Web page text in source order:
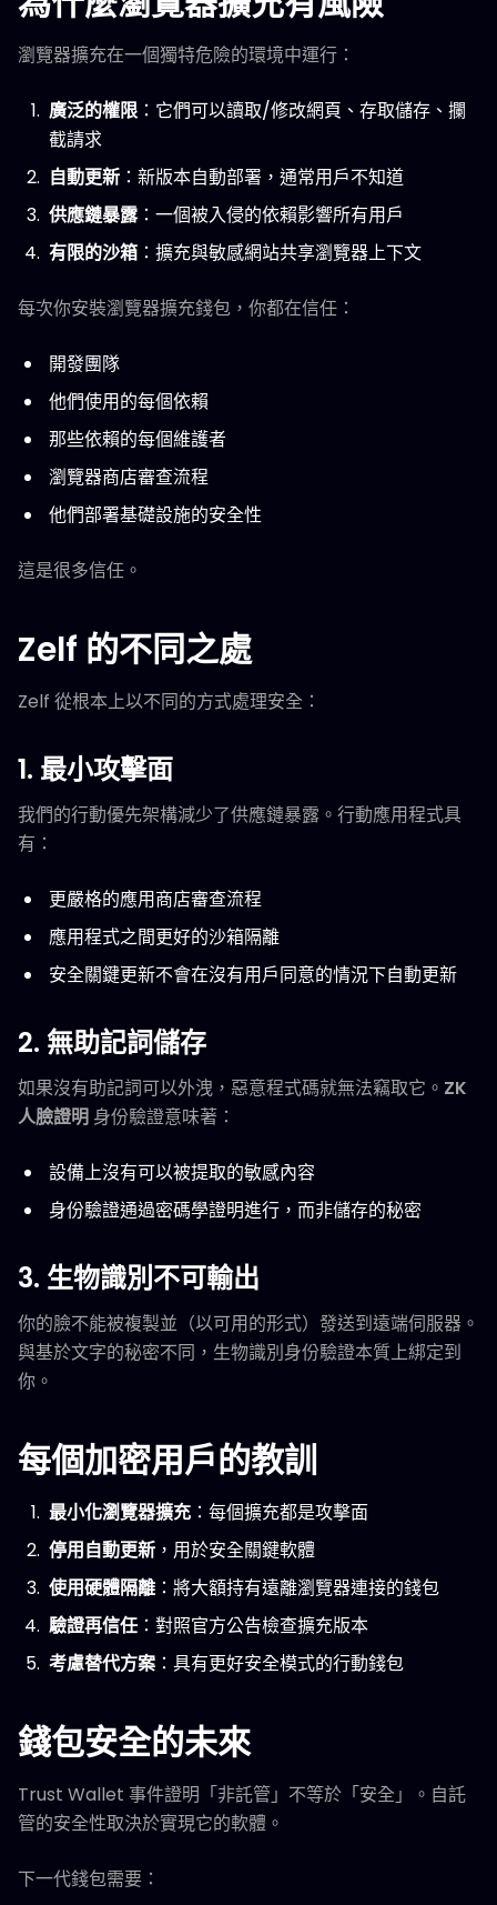
瀏覽器擴充在一個獨特危險的環境中運行：
廣泛的權限：它們可以讀取/修改網頁、存取儲存、攔
截請求
自動更新 ：新版本自動部署，通常用戶不知道
供應鏈暴露：一個被入侵的依賴影響所有用戶
有限的沙箱 ：擴充與敏感網站共享瀏覽器上下文
每次你安裝瀏覽器擴充錢包，你都在信任：
開發團隊
他們使用的每個依賴
那些依賴的每個維護者
瀏覽器商店審查流程
他們部署基礎設施的安全性
這是很多信任。
Zelf 的不同之處
Zelf 從根本上以不同的方式處理安全：
1. 最小攻擊面
我們的行動優先架構減少了供應鏈暴露。行動應用程式具
有：
更嚴格的應用商店審查流程
應用程式之間更好的沙箱隔離
安全關鍵更新不會在沒有用戶同意的情況下自動更新
2. 無助記詞儲存
如果沒有助記詞可以外洩，惡意程式碼就無法竊取它。 ZK
人臉證明 身份驗證意味著：
設備上沒有可以被提取的敏感內容
身份驗證通過密碼學證明進行，而非儲存的秘密
3. 生物識別不可輸出
你的臉不能被複製並（以可用的形式）發送到遠端伺服器。
與基於文字的秘密不同，生物識別身份驗證本質上綁定到
你。
每個加密用戶的教訓
最小化瀏覽器擴充 ：每個擴充都是攻擊面
停用自動更新 ，用於安全關鍵軟體
使用硬體隔離 ：將大額持有遠離瀏覽器連接的錢包
驗證再信任 ：對照官方公告檢查擴充版本
考慮替代方案 ：具有更好安全模式的行動錢包
錢包安全的未來
Trust Wallet 事件證明「非託管」不等於「安全」。自託
管的安全性取決於實現它的軟體。
下一代錢包需要：